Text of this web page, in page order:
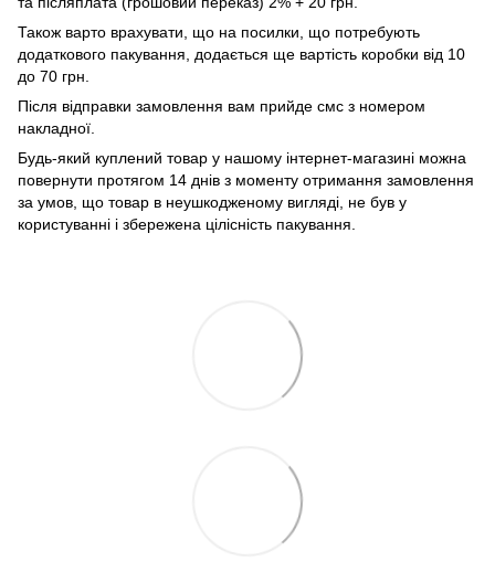
Також варто врахувати, що на посилки, що потребують
додаткового пакування, додається ще вартість коробки від 10
до 70 грн.
Після відправки замовлення вам прийде смс з номером
накладної.
Будь-який куплений товар у нашому інтернет-магазині можна
повернути протягом 14 днів з моменту отримання замовлення
за умов, що товар в неушкодженому вигляді, не був у
користуванні і збережена цілісність пакування.